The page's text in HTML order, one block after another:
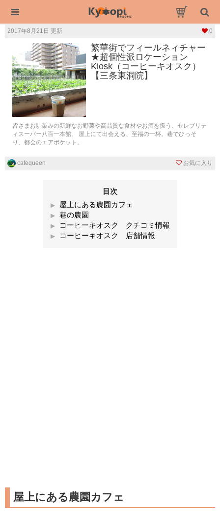
2017年8月21日 更新 0
繁華街でフィールネィチャー
★超個性派ロケーション
Kiosk（コーヒーキオスク）
【三条東洞院】
皆さまお馴染みの新鮮なお野菜や高品質な食材やお酒を扱う、セレブリテ
ィスーパー八百一本館。 屋上にて出会える、至福の一杯。巷でひっそ
り、都会のエアポケット。
cafequeen お気に入り
目次
屋上にある農園カフェ
巷の農園
コーヒーキオスク クチコミ情報
コーヒーキオスク 店舗情報
屋上にある農園カフェ